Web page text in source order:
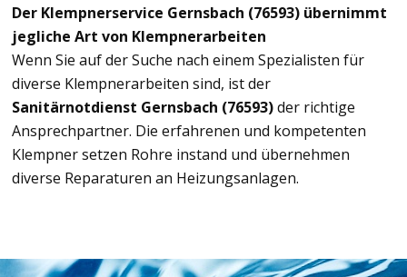
Der Klempnerservice Gernsbach (76593) übernimmt
jegliche Art von Klempnerarbeiten
Wenn Sie auf der Suche nach einem Spezialisten für
diverse Klempnerarbeiten sind, ist der
Sanitärnotdienst Gernsbach (76593)der richtige
Ansprechpartner. Die erfahrenen und kompetenten
Klempner setzen Rohre instand und übernehmen
diverse Reparaturen an Heizungsanlagen.